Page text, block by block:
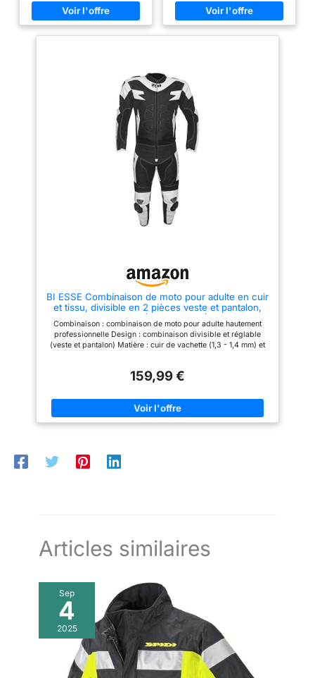
BI ESSE Combinaison de moto pour adulte en cuir
et tissu, divisible en 2 pièces veste et pantalon,
réglable (Blanc/Noir, L)
Combinaison : combinaison de moto pour adulte hautement
professionnelle Design : combinaison divisible et réglable
(veste et pantalon) Matière : cuir de vachette (1,3 - 1,4 mm) et
159,99 €
Articles similaires
Sep
4
2025